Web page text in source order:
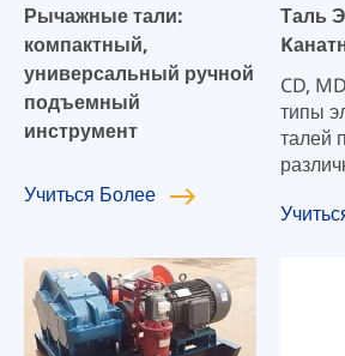
Рычажные тали:
компактный,
универсальный ручной
подъемный
инструмент
Учиться Более
Таль
CD,
типы
талей
зрелый